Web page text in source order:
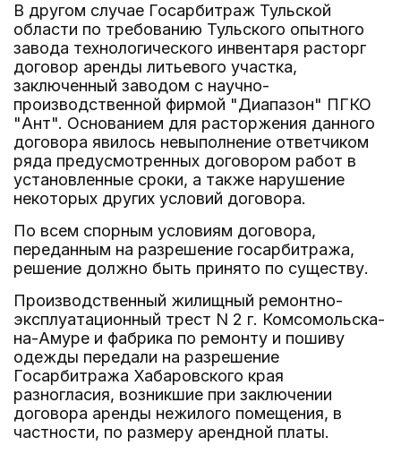
В другом случае Госарбитраж Тульской
области по требованию Тульского опытного
завода технологического инвентаря расторг
договор аренды литьевого участка,
заключенный заводом с научно-
производственной фирмой "Диапазон" ПГКО
"Ант". Основанием для расторжения данного
договора явилось невыполнение ответчиком
ряда предусмотренных договором работ в
установленные сроки, а также нарушение
некоторых других условий договора.
По всем спорным условиям договора,
переданным на разрешение госарбитража,
решение должно быть принято по существу.
Производственный жилищный ремонтно-
эксплуатационный трест N 2 г. Комсомольска-
на-Амуре и фабрика по ремонту и пошиву
одежды передали на разрешение
Госарбитража Хабаровского края
разногласия, возникшие при заключении
договора аренды нежилого помещения, в
частности, по размеру арендной платы.